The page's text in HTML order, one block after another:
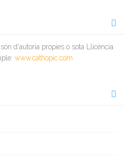
d'autoria pròpies o sota Llicència
www.cathopic.com